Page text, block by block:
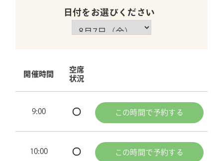
日付をお選びください
開催時間
空席
状況
9:00 この時間で予約する
10:00 この時間で予約する